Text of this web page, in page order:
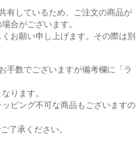
有しているため、ご注文の商品が
合がございます。
お願い申し上げます。その際は別
手数でございますが備考欄に「ラ
ります。
ピング不可な商品もございますの
了承ください。